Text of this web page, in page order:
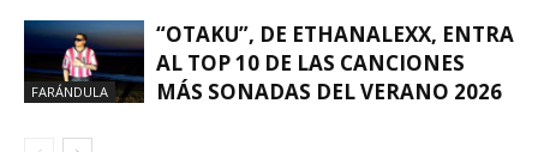
FARÁNDULA
“OTAKU”, DE ETHANALEXX, ENTRA
AL TOP 10 DE LAS CANCIONES
MÁS SONADAS DEL VERANO 2026